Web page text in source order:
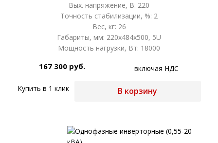
Вых. напряжение, В: 220
Точность стабилизации, %: 2
Вес, кг: 26
Габариты, мм: 220х484х500, 5U
Мощность нагрузки, Вт: 18000
167 300 руб. включая НДС
Купить в 1 клик В корзину